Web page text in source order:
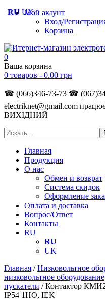
Мой акаунт
Вход/
Корзина
0
Ваша корзина
0 товаров - 0.00 грн
☎ (066)346-73-73 ☎
electriknet@gmail.com
ВИХІДНИЙ
Главная
Продукция
О нас
Обмен и возврат
Система скидок
Оформление
Оплата и доставка
Вопрос/Ответ
Контакты
RU
RU
UK
Главная /Низковольтное
низковольтное оборудование
пускатели / Контактор
IP54 1НО, IEK
RU UK